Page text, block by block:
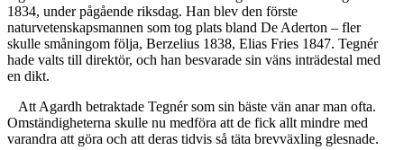
1834, under pågående riksdag. Han blev den förste
naturvetenskapsmannen som tog plats bland De Aderton – fler
skulle småningom följa, Berzelius 1838, Elias Fries 1847. Tegnér
hade valts till direktör, och han besvarade sin väns inträdestal med
en dikt.
Att Agardh betraktade Tegnér som sin bäste vän anar man ofta.
Omständigheterna skulle nu medföra att de fick allt mindre med
varandra att göra och att deras tidvis så täta brevväxling glesnade.